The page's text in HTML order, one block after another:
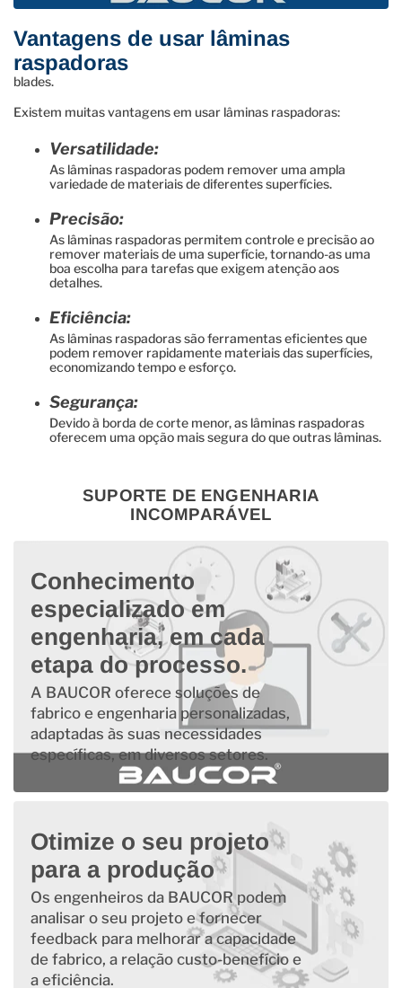
Vantagens de usar lâminas
raspadoras
blades.
Existem muitas vantagens em usar lâminas raspadoras:
Versatilidade:
As lâminas raspadoras podem remover uma ampla
variedade de materiais de diferentes superfícies.
Precisão:
As lâminas raspadoras permitem controle e precisão ao
remover materiais de uma superfície, tornando-as uma
boa escolha para tarefas que exigem atenção aos
detalhes.
Eficiência:
As lâminas raspadoras são ferramentas eficientes que
podem remover rapidamente materiais das superfícies,
economizando tempo e esforço.
Segurança:
Devido à borda de corte menor, as lâminas raspadoras
oferecem uma opção mais segura do que outras lâminas.
SUPORTE DE ENGENHARIA
INCOMPARÁVEL
Conhecimento
especializado em
engenharia, em cada
etapa do processo.
A BAUCOR oferece soluções de
fabrico e engenharia personalizadas,
adaptadas às suas necessidades
específicas, em diversos setores.
Otimize o seu projeto
para a produção
Os engenheiros da BAUCOR podem
analisar o seu projeto e fornecer
feedback para melhorar a capacidade
de fabrico, a relação custo-benefício e
a eficiência.